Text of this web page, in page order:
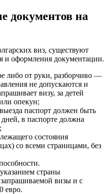
документов на
виз, существуют
и оформления документации.
либо от руки, разборчиво —
не допускаются и
визу, за детей
опекун;
паспорт должен быть
в паспорте должна
состояния
со всеми страницами, без
страны
визы и с
евро.